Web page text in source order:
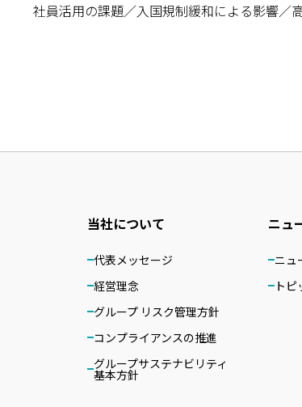
社員活用の課題／入国規制緩和による影響／
当社について
代表メッセージ
経営理念
グループ リスク管理方針
コンプライアンスの推進
グループサステナビリティ
基本方針
ニュ
ニュ
トピ